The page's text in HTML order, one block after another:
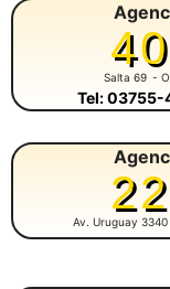
Salta 69 -
Tel: 03755-
Av. Uruguay 3340